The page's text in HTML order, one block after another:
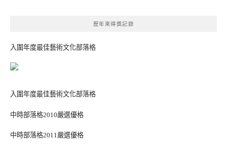
歷年來得獎記錄
入圍年度最佳藝術文化部落格
入圍年度最佳藝術文化部落格
中時部落格2010嚴選優格
中時部落格2011嚴選優格